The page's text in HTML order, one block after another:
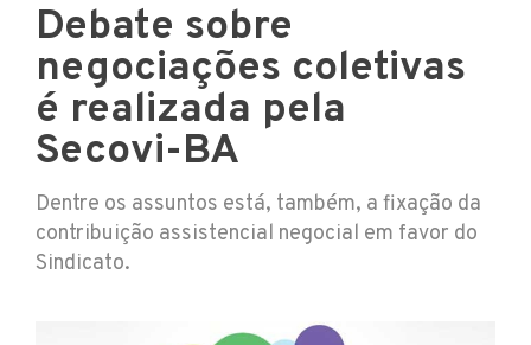
Debate sobre
negociações coletivas
é realizada pela
Secovi-BA
Dentre os assuntos está, também, a fixação da
contribuição assistencial negocial em favor do
Sindicato.